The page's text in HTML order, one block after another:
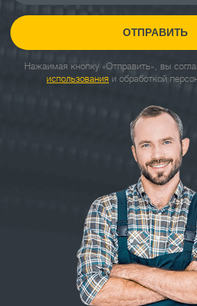
ОТПРАВИТЬ
Нажаимая кнопку «Отправить», вы
использования и обработкой